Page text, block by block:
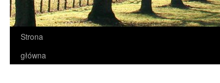
Strona
główna